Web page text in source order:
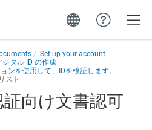
Set up your account
ジタル ID の作成
ンを使用して、IDを検証します。
スト
証向け文書認可